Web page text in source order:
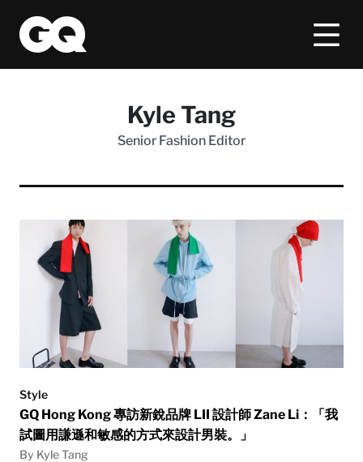
Kyle Tang
Senior Fashion Editor
Style
GQ Hong Kong 專訪新銳品牌 LII 設計師 Zane Li：「我
試圖用謙遜和敏感的方式來設計男裝。」
By Kyle Tang